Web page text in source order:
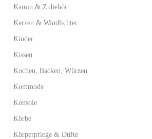
Kamin & Zubehör
Kerzen & Windlichter
Kinder
Kissen
Kochen, Backen, Würzen
Kommode
Konsole
Körbe
Körperpflege & Düfte